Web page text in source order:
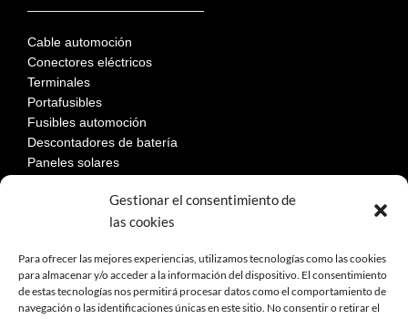
Gestionar el consentimiento de
las cookies
Para ofrecer las mejores experiencias, utilizamos tecnologías como las cookies
para almacenar y/o acceder a la información del dispositivo. El consentimiento
de estas tecnologías nos permitirá procesar datos como el comportamiento de
navegación o las identificaciones únicas en este sitio. No consentir o retirar el
Cable automoción
Conectores eléctricos
Terminales
Portafusibles
Fusibles automoción
Descontadores de batería
Paneles solares
Aviso Legal
Política de privacidad